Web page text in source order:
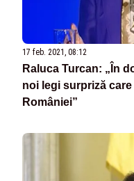
17 feb. 2021, 08:12
Raluca Turcan: „În
noi legi surpriză
României”